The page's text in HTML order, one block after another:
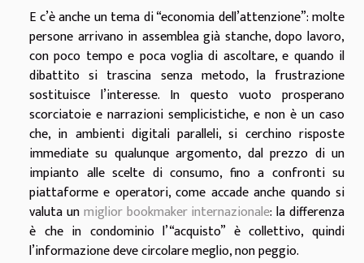
E c’è anche un tema di “economia dell’attenzione”: molte
persone arrivano in assemblea già stanche, dopo lavoro,
con poco tempo e poca voglia di ascoltare, e quando il
dibattito si trascina senza metodo, la frustrazione
sostituisce l’interesse. In questo vuoto prosperano
scorciatoie e narrazioni semplicistiche, e non è un caso
che, in ambienti digitali paralleli, si cerchino risposte
immediate su qualunque argomento, dal prezzo di un
impianto alle scelte di consumo, fino a confronti su
piattaforme e operatori, come accade anche quando si
valuta unmiglior bookmaker internazionale: la differenza
è che in condominio l’“acquisto” è collettivo, quindi
l’informazione deve circolare meglio, non peggio.